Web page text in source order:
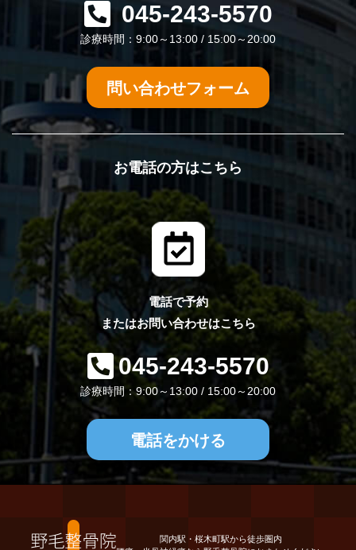
045-243-5570
診療時間：9:00～13:00 / 15:00～20:00
問い合わせフォーム
お電話の方はこちら
電話で予約
またはお問い合わせはこちら
045-243-5570
診療時間：9:00～13:00 / 15:00～20:00
電話をかける
関内駅・桜木町駅から徒歩圏内